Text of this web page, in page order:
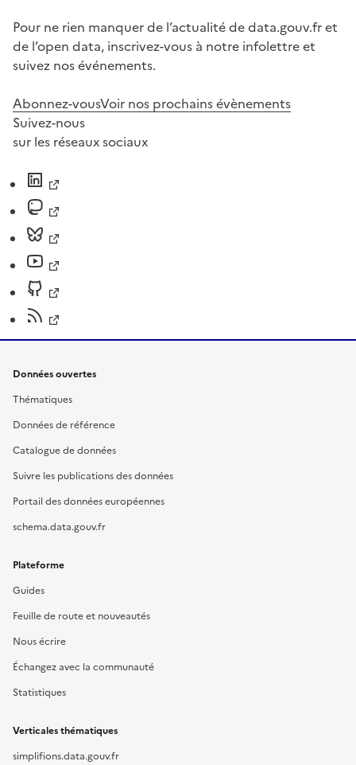
Pour ne rien manquer de l’actualité de data.gouv.fr et
de l’open data, inscrivez-vous à notre infolettre et
suivez nos événements.
Abonnez-vousVoir nos prochains évènements
Suivez-nous
sur les réseaux sociaux
Données ouvertes
Thématiques
Données de référence
Catalogue de données
Suivre les publications des données
Portail des données européennes
schema.data.gouv.fr
Plateforme
Guides
Feuille de route et nouveautés
Nous écrire
Échangez avec la communauté
Statistiques
Verticales thématiques
simplifions.data.gouv.fr